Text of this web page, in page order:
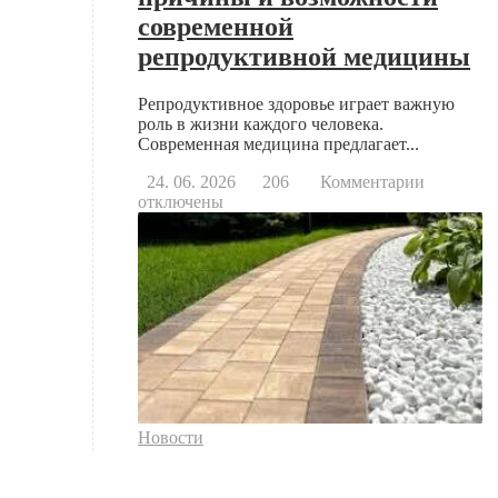
современной
репродуктивной медицины
Репродуктивное здоровье играет важную
роль в жизни каждого человека.
Современная медицина предлагает...
24. 06. 2026
206 Комментарии
Когда
стоит
к
основные
причины
и
отключены
Новости